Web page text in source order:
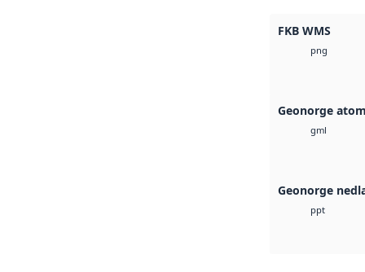
FKB WMS
png
Geonorge
gml
Geonorge
ppt